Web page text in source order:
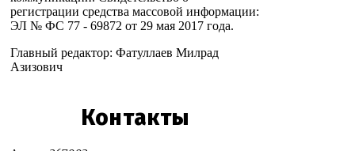
регистрации средства массовой информации:
ЭЛ № ФС 77 - 69872 от 29 мая 2017 года.
Главный редактор: Фатуллаев Милрад
Азизович
Контакты